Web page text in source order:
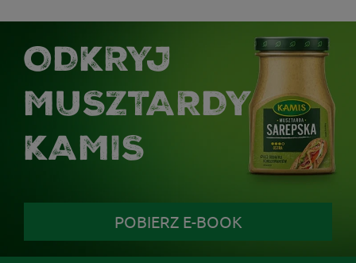
ODKRYJ
MUSZTARDY
KAMIS
POBIERZ E-BOOK